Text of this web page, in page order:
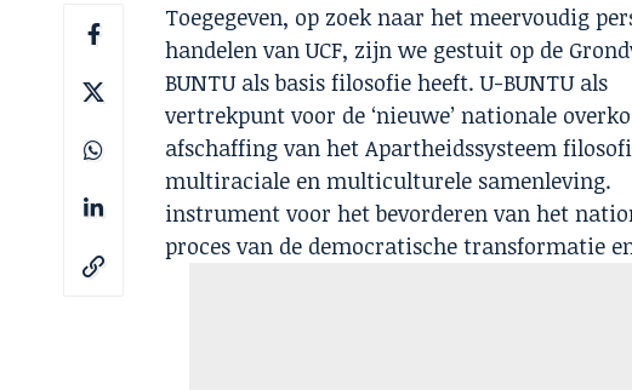
Toegegeven, op zoek naar het meervoudig
handelen van UCF, zijn we gestuit op de
BUNTU als basis filosofie heeft. U-BUNTU als
vertrekpunt voor de ‘nieuwe’ nationale
afschaffing van het Apartheidssysteem
multiraciale en multiculturele samenleving.
instrument voor het bevorderen van het
proces van de democratische transformatie